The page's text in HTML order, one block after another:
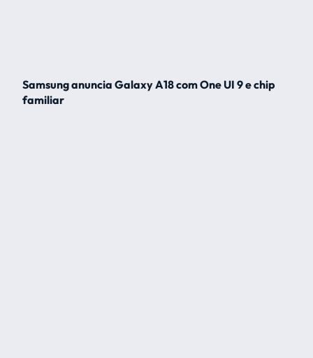
Samsung anuncia Galaxy A18 com One UI 9 e chip
familiar